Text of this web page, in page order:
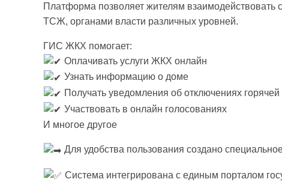
Платформа позволяет жителям
ТСЖ, органами власти различных уровней.
ГИС ЖКХ помогает:
Оплачивать услуги ЖКХ онлайн
Узнать информацию о доме
Получать уведомления об отключениях
Участвовать в онлайн голосованиях
И многое другое
Для удобства пользования создано
Система интегрирована с единым порталом